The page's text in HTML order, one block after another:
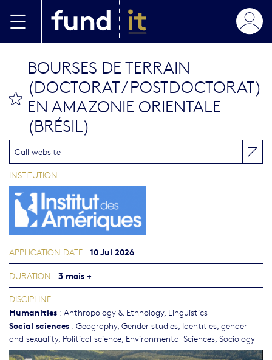
bookmark this
BOURSES DE TERRAIN
(DOCTORAT / POSTDOCTORAT)
EN AMAZONIE ORIENTALE
(BRÉSIL)
Call website
INSTITUTION
APPLICATION DATE 10 Jul 2026
DURATION 3 mois +
DISCIPLINE
Humanities : Anthropology & Ethnology, Linguistics
Social sciences : Geography, Gender studies, Identities, gender
and sexuality, Political science, Environmental Sciences, Sociology